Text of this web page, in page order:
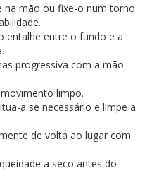
na mão ou fixe-o num torno
entalhe entre o fundo e a
progressiva com a mão
limpo.
a se necessário e limpe a
de volta ao lugar com
a seco antes do